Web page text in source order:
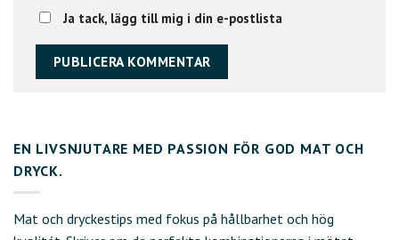
Ja tack, lägg till mig i din e-postlista
EN LIVSNJUTARE MED PASSION FÖR GOD MAT OCH
DRYCK.
Mat och dryckestips med fokus på hållbarhet och hög